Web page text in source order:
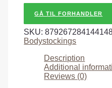
GÅ TIL FORHANDLER
SKU:
Bodystockings
Description
Additional
Reviews (0)